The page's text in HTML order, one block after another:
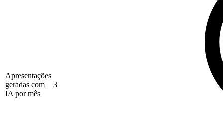
Apresentações
geradas com
IA por mês
3